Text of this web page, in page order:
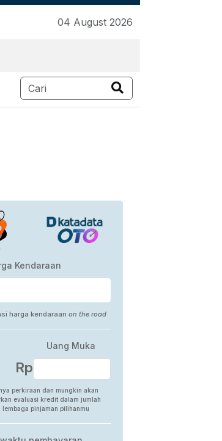
04 August 2026